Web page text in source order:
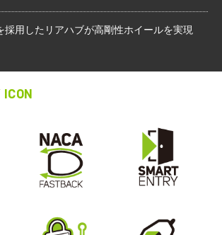
採用したリアハブが高剛性ホイールを実現
ICON